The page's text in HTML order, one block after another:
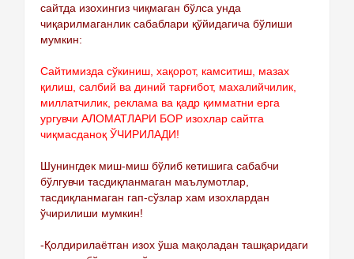
сайтда изохингиз чиқмаган бўлса унда
чиқарилмаганлик сабаблари қўйидагича бўлиши
мумкин:
Сайтимизда сўкиниш, хақорот, камситиш, мазах
қилиш, салбий ва диний тарғибот, махалийчилик,
миллатчилик, реклама ва қадр қимматни ерга
ургувчи АЛОМАТЛАРИ БОР изохлар сайтга
чиқмасданоқ ЎЧИРИЛАДИ!
Шунингдек миш-миш бўлиб кетишига сабабчи
бўлгувчи тасдиқланмаган маълумотлар,
тасдиқланмаган гап-сўзлар хам изохлардан
ўчирилиши мумкин!
-Қолдирилаётган изох ўша мақоладан ташқаридаги